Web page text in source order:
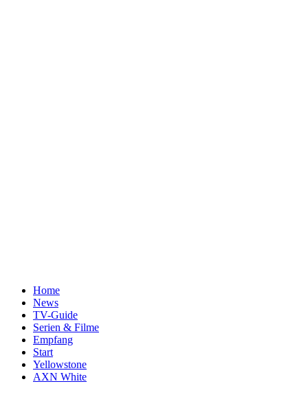
Home
News
TV-Guide
Serien & Filme
Empfang
Start
Yellowstone
AXN White